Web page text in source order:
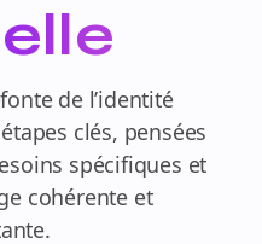
de l’identité
clés, pensées
spécifiques et
cohérente et